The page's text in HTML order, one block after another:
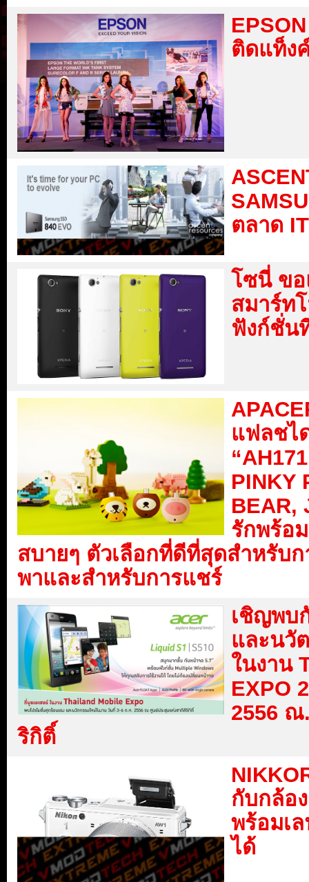
ติดแท็ง
ตลาด
โซนี่ ข
สมาร์ท
ฟังก์ชั่น
แฟลชไ
PINKY
BEAR,
รักพร้อ
สบายๆ ตัวเลือกที่ดีที่สุดสำหรับ
พาและสำหรับการแชร์
เชิญพบ
และนวั
ในงาน
EXPO
2556
ริกิติ์
กับกล้อ
พร้อมเ
ได้